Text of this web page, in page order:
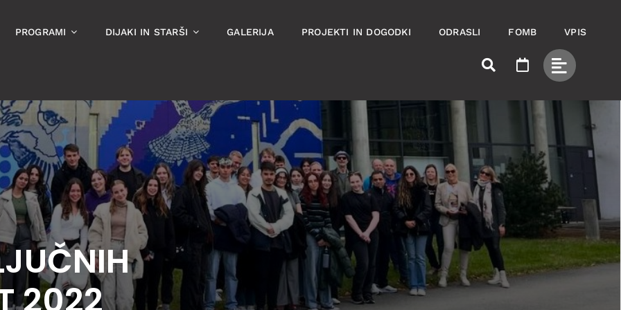
PROGRAMI DIJAKI IN STARŠI GALERIJA PROJEKTI IN DOGODKI ODRASLI FOMB VPIS
2022